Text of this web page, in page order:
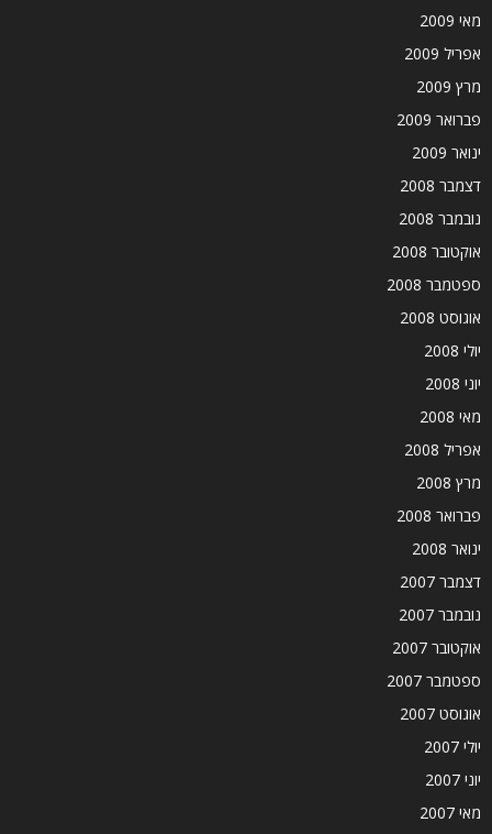
מאי 2009
אפריל 2009
מרץ 2009
פברואר 2009
ינואר 2009
דצמבר 2008
נובמבר 2008
אוקטובר 2008
ספטמבר 2008
אוגוסט 2008
יולי 2008
יוני 2008
מאי 2008
אפריל 2008
מרץ 2008
פברואר 2008
ינואר 2008
דצמבר 2007
נובמבר 2007
אוקטובר 2007
ספטמבר 2007
אוגוסט 2007
יולי 2007
יוני 2007
מאי 2007